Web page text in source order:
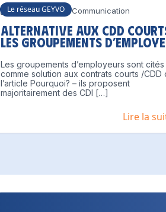
Le réseau GEYVO
1 juillet 2021 Communication
Alternative aux CDD
les groupements
Les groupements d’employeurs sont cités
comme solution aux contrats courts /CDD
l’article Pourquoi? – ils proposent
majoritairement des CDI […]
Lire la